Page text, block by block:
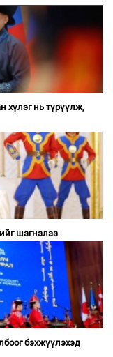
хүлэг нь түрүүлж,
шагналаа
бэхжүүлэхэд